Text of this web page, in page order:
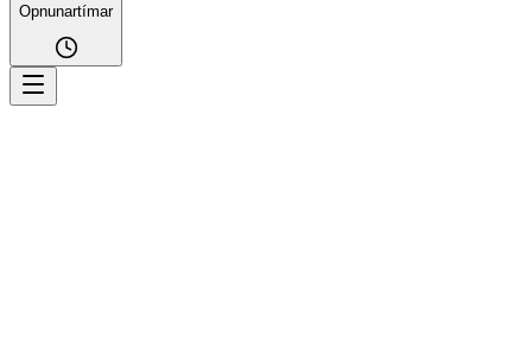
Opnunartímar